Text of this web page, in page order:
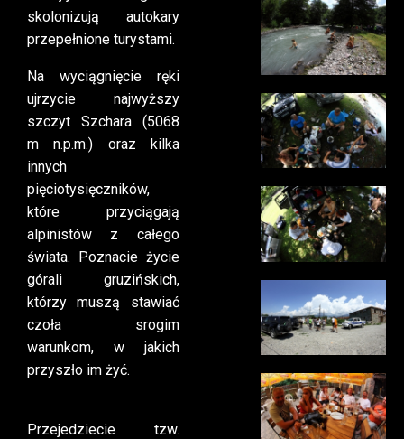
skolonizują autokary
przepełnione turystami.
Na wyciągnięcie ręki
ujrzycie najwyższy
szczyt Szchara (5068
m n.p.m.) oraz kilka
innych
pięciotysięczników,
które przyciągają
alpinistów z całego
świata. Poznacie życie
górali gruzińskich,
którzy muszą stawiać
czoła srogim
warunkom, w jakich
przyszło im żyć.
Przejedziecie tzw.